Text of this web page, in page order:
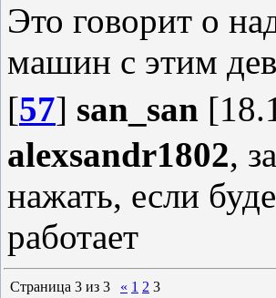
Это говорит о
машин с этим
[57] san_san
alexsandr1802,
нажать, если
работает
Страница 3 из 3 « 1 2 3